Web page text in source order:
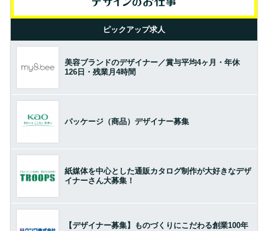
ピックアップ求人
美容ブランドのデザイナー／賞与平均4ヶ月・年休
126日・残業月4時間
パッケージ（商品）デザイナー募集
紙媒体を中心とした通販カタログ制作が大好きなデザ
イナーさん大募集！
【デザイナー募集】ものづくりにこだわる創業100年